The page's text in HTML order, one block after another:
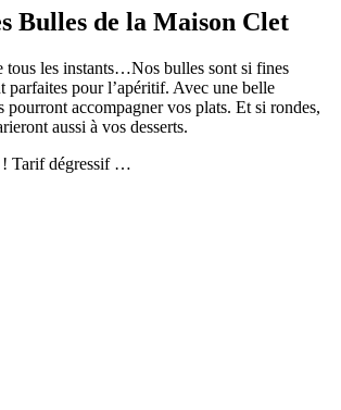
Bulles de la Maison Clet
tous les instants…Nos bulles sont si fines
parfaites pour l’apéritif. Avec une belle
pourront accompagner vos plats. Et si rondes,
aussi à vos desserts.
! Tarif dégressif …